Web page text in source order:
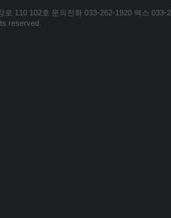
로 110 102호 문의전화 033-262-1920 팩스 033-
reserved.